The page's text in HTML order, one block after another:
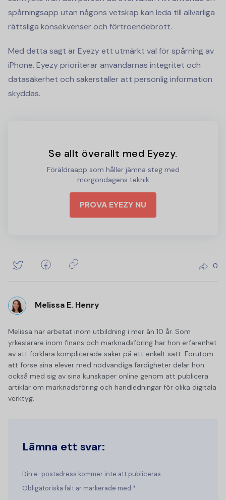
spårningsapp utan någons vetskap kan leda till allvarliga
rättsliga konsekvenser och förtroendebrott.
Med detta sagt är Eyezy ett utmärkt val för spårning av
iPhone. Eyezy prioriterar användarnas integritet och
datasäkerhet och säkerställer att personlig information
skyddas.
Se allt överallt med Eyezy.
Föräldraapp som håller jämna steg med
morgondagens teknik
PROVA EYEZY NU
0
Melissa E. Henry
Melissa har arbetat inom utbildning i mer än 10 år. Som
yrkeslärare inom finans och marknadsföring har hon erfarenhet
av att förklara komplicerade saker på ett enkelt sätt. Förutom
att förse sina elever med nödvändiga färdigheter delar hon
också med sig av sina kunskaper online genom att publicera
artiklar om marknadsföring och handledningar för olika digitala
verktyg.
Lämna ett svar:
Din e-postadress kommer inte att publiceras.
Obligatoriska fält är markerade med *